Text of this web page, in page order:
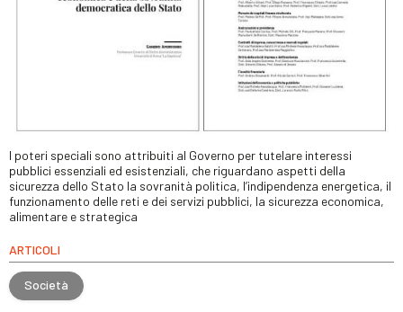
I poteri speciali sono attribuiti al Governo per tutelare interessi
pubblici essenziali ed esistenziali, che riguardano aspetti della
sicurezza dello Stato la sovranità politica, l’indipendenza energetica, il
funzionamento delle reti e dei servizi pubblici, la sicurezza economica,
alimentare e strategica
ARTICOLI
Società